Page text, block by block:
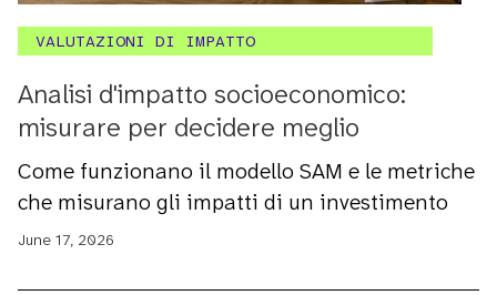
VALUTAZIONI DI IMPATTO
Analisi d'impatto socioeconomico:
misurare per decidere meglio
Come funzionano il modello SAM e le metriche
che misurano gli impatti di un investimento
June 17, 2026